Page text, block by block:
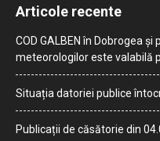
Articole recente
COD GALBEN în Dobrogea
meteorologilor este valabilă
Situația datoriei publice
Publicații de căsătorie din